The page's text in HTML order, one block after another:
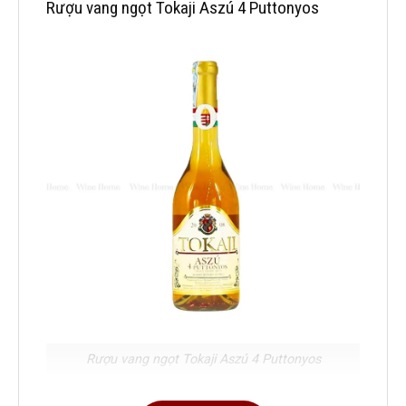
Rượu vang ngọt Tokaji Aszú 4 Puttonyos
Rượu vang ngọt Tokaji Aszú 4 Puttonyos